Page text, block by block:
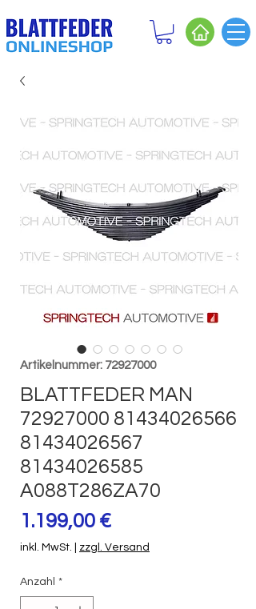
Artikelnummer: 72927000
BLATTFEDER MAN
72927000 81434026566
81434026567
81434026585
A088T286ZA70
1.199,00 €Preis
inkl. MwSt. zzgl. Versand
Anzahl *